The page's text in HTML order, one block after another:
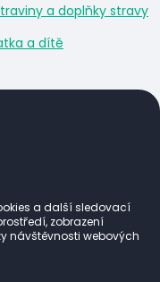
a další sledovací
zobrazení
návštěvnosti webových
a doplňky stravy
a dítě